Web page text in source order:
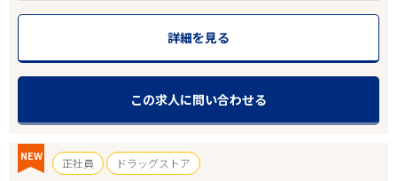
詳細を見る
この求人に問い合わせる
NEW 正社員
ドラッグストア